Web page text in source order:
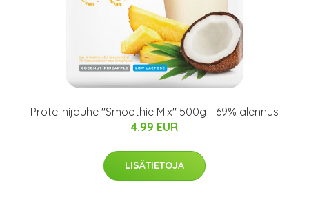
Proteiinijauhe "Smoothie Mix" 500g - 69% alennus
4.99 EUR
LISÄTIETOJA